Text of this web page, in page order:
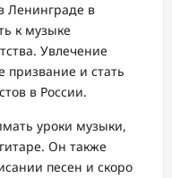
Ленинграде в
к музыке
Увлечение
призвание и стать
в России.
уроки музыки,
Он также
песен и скоро